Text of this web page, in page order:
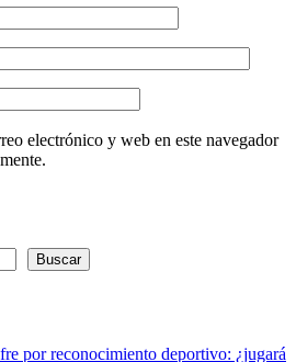
electrónico y web en este navegador
Buscar
por reconocimiento deportivo: ¿jugará